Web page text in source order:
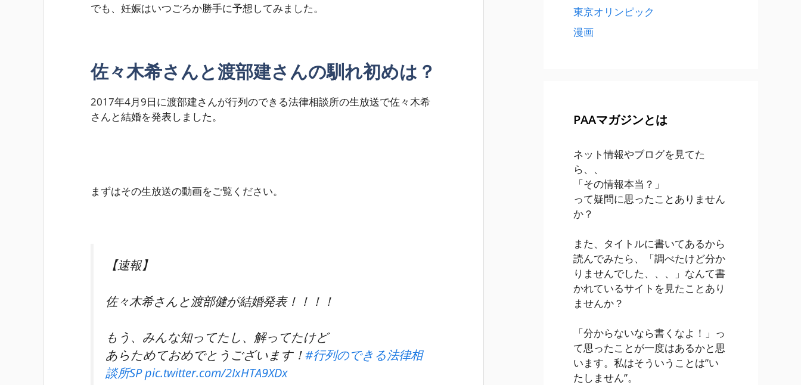
でも、妊娠はいつごろか勝手に予想してみました。
佐々木希さんと渡部建さんの馴れ初めは？
2017年4月9日に渡部建さんが行列のできる法律相談所の生放送で佐々木希
さんと結婚を発表しました。
まずはその生放送の動画をご覧ください。
【速報】
佐々木希さんと渡部健が結婚発表！！！！
もう、みんな知ってたし、解ってたけど
あらためておめでとうございます！#行列のできる法律相
談所SPpic.twitter.com/2IxHTA9XDx
東京オリンピック
漫画
PAAマガジンとは
ネット情報やブログを見てた
ら、、
「その情報本当？」
って疑問に思ったことありません
か？
また、タイトルに書いてあるから
読んでみたら、「調べたけど分か
りませんでした、、、」なんて書
かれているサイトを見たことあり
ませんか？
「分からないなら書くなよ！」っ
て思ったことが一度はあるかと思
います。私はそういうことは”い
たしません”。